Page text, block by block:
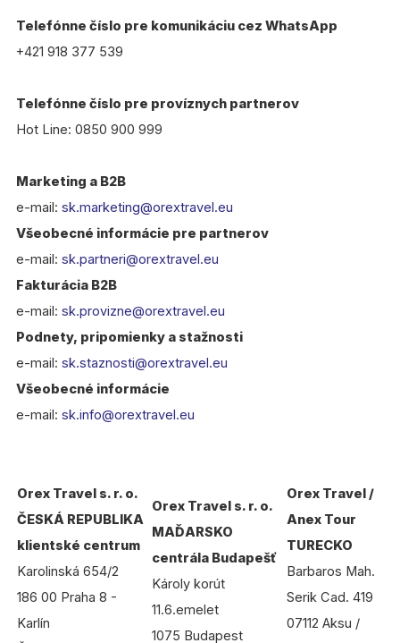
Telefónne číslo pre komunikáciu cez WhatsApp
+421 918 377 539
Telefónne číslo pre províznych partnerov
Hot Line: 0850 900 999
Marketing a B2B
e-mail:sk.marketing@orextravel.eu
Všeobecné informácie pre partnerov
e-mail:sk.partneri@orextravel.eu
Fakturácia B2B
e-mail:sk.provizne@orextravel.eu
Podnety, pripomienky a stažnosti
e-mail:sk.staznosti@orextravel.eu
Všeobecné informácie
e-mail:sk.info@orextravel.eu
Orex Travel s. r. o.
ČESKÁ REPUBLIKA
klientské centrum
Karolinská 654/2
186 00 Praha 8 -
Karlín
Orex Travel s. r. o.
MAĎARSKO
centrála Budapešť
Károly korút
11.6.emelet
1075 Budapest
Orex Travel /
Anex Tour
TURECKO
Barbaros Mah.
Serik Cad. 419
07112 Aksu /